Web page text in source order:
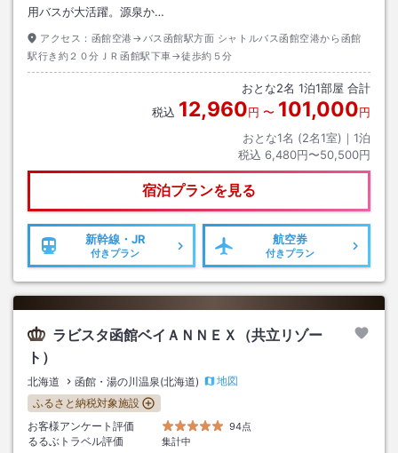
用バスが大活躍。源泉か…
アクセス： 函館空港→バス函館駅方面 シャトルバス函館空港から函館
駅行き約２０分ＪＲ函館駅下車→徒歩約５分
おとな2名 1泊1部屋 合計
税込 12,960円 〜 101,000円
おとな1名 (2名1室)｜ 1泊
税込 6,480円〜50,500円
宿泊プランを見る
新幹線・JR
付きプラン
航空券
付きプラン
ラビスタ函館ベイＡＮＮＥＸ（共立リゾー
ト）
北海道 函館・湯の川温泉(北海道)
地図
ふるさと納税対象施設
お客様アンケート評価
94点
るるぶトラベル評価
集計中